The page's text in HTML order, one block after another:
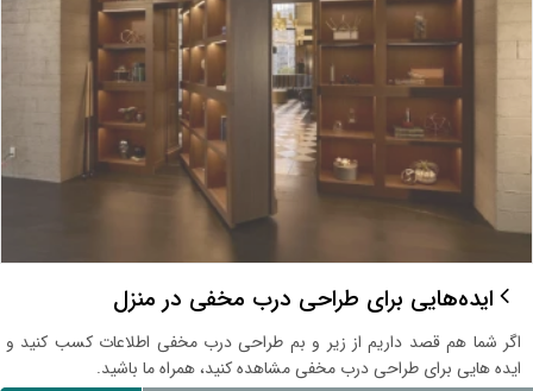
ایده‌هایی برای طراحی درب مخفی در منزل
اگر شما هم قصد داریم از زیر و بم طراحی درب مخفی اطلاعات کسب کنید و
ایده هایی برای طراحی درب مخفی مشاهده کنید، همراه ما باشید.